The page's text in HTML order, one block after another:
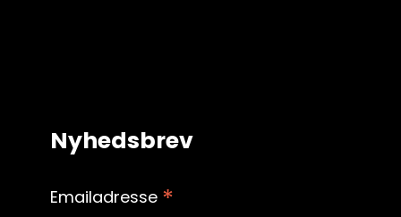
Nyhedsbrev
Emailadresse *